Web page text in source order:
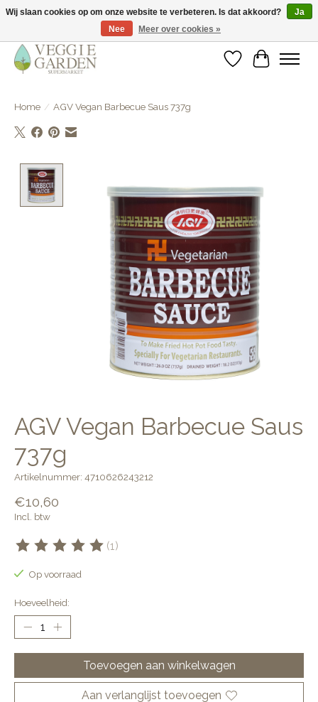
vegan & veggie products | free store pick-up
Verlanglijst
Home / AGV Vegan Barbecue Saus 737g
AGV Vegan Barbecue Saus
737g
Artikelnummer: 4710626243212
€10,60
Incl. btw
De beoordeling van dit product is
(1)
Op voorraad
Hoeveelheid:
Toevoegen aan winkelwagen
Aan verlanglijst toevoegen
Wij slaan cookies op om onze website te verbeteren. Is dat akkoord?
Ja
Nee
Meer over cookies »